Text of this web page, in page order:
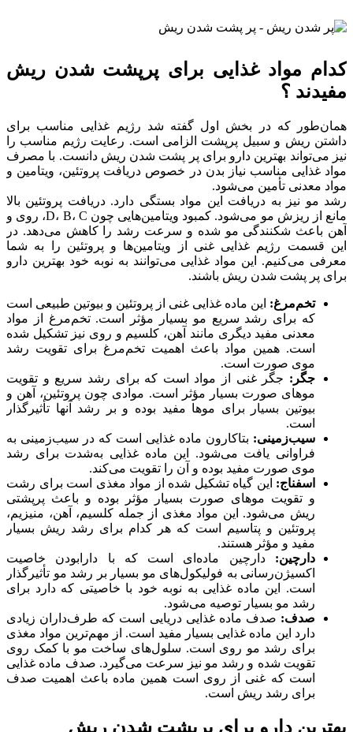
کدام مواد غذایی برای پرپشت شدن ریش
مفیدند ؟
همان‌طور که در بخش اول گفته شد رژیم غذایی مناسب برای
داشتن ریش و سبیل پرپشت الزامی است. رعایت رژیم مناسب را
نیز می‌تواند بهترین دارو برای پر پشت شدن ریش دانست. با مصرف
مواد غذایی مناسب نیاز بدن در خصوص دریافت پروتئین، ویتامین و
مواد معدنی تأمین می‌شود.
رشد مو نیز به دریافت این مواد بستگی دارد. دریافت پروتئین بالا
مانع از ریزش مو می‌شود. کمبود ویتامین‌هایی چون D، B، C، روی و
آهن باعث شکنندگی مو شده و سرعت رشد را کاهش می‌دهد. در
این قسمت رژیم غذایی غنی از ویتامین‌ها و پروتئین را به شما
معرفی می‌کنیم. این مواد غذایی می‌توانند به نوبه خود بهترین دارو
برای پر پشت شدن ریش باشند.
تخم‌مرغ: این ماده غذایی غنی از پروتئین و بیوتین طبیعی است
که برای رشد سریع مو بسیار مؤثر است. تخم‌مرغ از مواد
معدنی مفید دیگری مانند آهن، کلسیم و روی نیز تشکیل شده
است. همین مواد باعث اهمیت تخم‌مرغ برای تقویت رشد
موی صورت است.
جگر: جگر غنی از مواد است که برای رشد سریع و تقویت
موهای صورت بسیار مؤثر است. موادی چون پروتئین، آهن و
بیوتین بسیار برای موها مفید بوده و بر رشد آنها تأثیرگذار
است.
سیب‌زمینی: بتاکارون ماده غذایی است که در سیب‌زمینی به
فراوانی یافت می‌شود. این ماده غذایی به‌شدت برای رشد
موی صورت مفید بوده و آن را تقویت می‌کند.
اسفناج: این گیاه تشکیل شده از مواد مغذی است برای رشت
و تقویت موهای صورت بسیار مؤثر بوده و باعث پرپشتی
ریش می‌شود. این مواد مغذی از جمله کلسیم، آهن، منیزیم،
پروتئین و پتاسیم است که هر کدام برای رشد ریش بسیار
مفید و مؤثر هستند.
دارچین: دارچین ماده‌ای است که با دارابودن خاصیت
اکسیژن‌رسانی به فولیکول‌های مو بسیار بر رشد مو تأثیرگذار
است. این ماده غذایی به نوبه خود با خاصیتی که دارد برای
رشد مو بسیار توصیه می‌شود.
صدف: صدف ماده غذایی دریایی است که طرف‌داران زیادی
دارد این ماده غذایی بسیار مفید است. از مهم‌ترین مواد مغذی
برای رشد مو روی است. سلول‌های ساخت مو با کمک روی
تقویت شده و رشد مو نیز سرعت می‌گیرد. صدف ماده غذایی
است که غنی از روی است همین ماده باعث اهمیت صدف
برای رشد ریش است.
بهترین دارو برای پرپشت شدن ریش